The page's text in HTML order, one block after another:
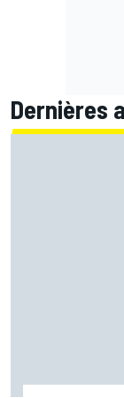
Dernières